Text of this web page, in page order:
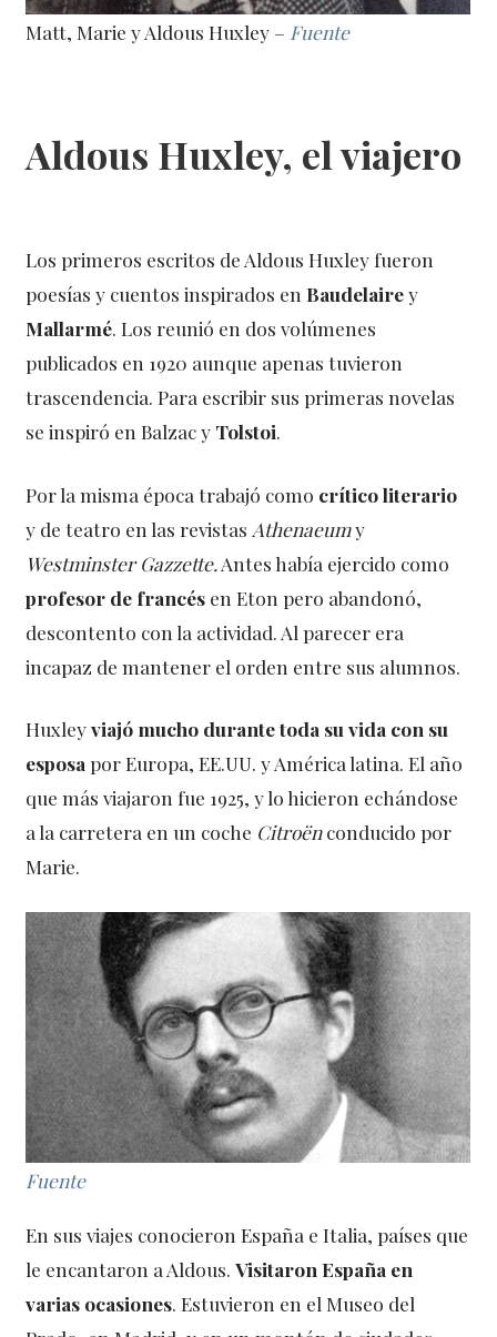
Matt, Marie y Aldous Huxley – Fuente
Aldous Huxley, el viajero
Los primeros escritos de Aldous Huxley fueron
poesías y cuentos inspirados en Baudelairey
Mallarmé . Los reunió en dos volúmenes
publicados en 1920 aunque apenas tuvieron
trascendencia. Para escribir sus primeras novelas
se inspiró en Balzac y Tolstoi
Por la misma época trabajó como crítico literario
y de teatro en las revistas Athenaeumy
Westminster Gazzette. Antes había ejercido como
profesor de francés en Eton pero abandonó,
descontento con la actividad. Al parecer era
incapaz de mantener el orden entre sus alumnos.
Huxleyviajó mucho durante toda su vida con su
esposa por Europa, EE.UU. y América latina. El año
que más viajaron fue 1925, y lo hicieron echándose
a la carretera en un coche Citroënconducido por
Marie.
Fuente
En sus viajes conocieron España e Italia, países que
le encantaron a Aldous.Visitaron España en
varias ocasiones . Estuvieron en el Museo del